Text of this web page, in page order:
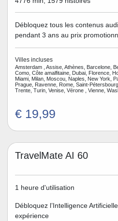
Débloquez tous les contenus
pendant 3 ans au prix
Villes incluses
Amsterdam , Assise, Athènes, Barcelone,
Como, Côte amalfitaine, Dubai, Florence,
Miami, Milan, Moscou, Naples, New York,
Prague, Ravenne, Rome, Saint-
Trente, Turin, Venise, Vérone , Vienne,
€ 19,99
TravelMate AI 60
1 heure d'utilisation
Débloquez l’Intelligence
expérience